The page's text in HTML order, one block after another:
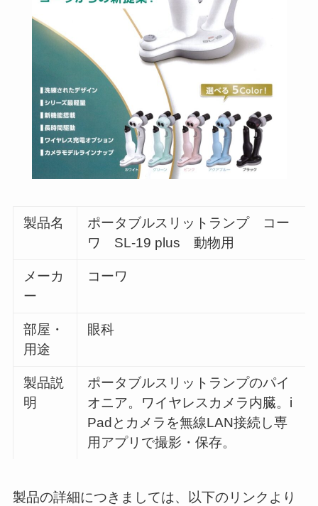
製品名
ポータブルスリットランプ コー
ワ SL-19 plus 動物用
メーカ
ー
コーワ
部屋・
用途
眼科
製品説
明
ポータブルスリットランプのパイ
オニア。ワイヤレスカメラ内臓。i
Padとカメラを無線LAN接続し専
用アプリで撮影・保存。
製品の詳細につきましては、以下のリンクより